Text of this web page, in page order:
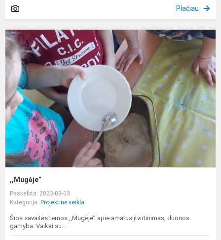
Plačiau
,,Mugėje”
Paskelbta: 2023-03-03
Kategorija: Projektinė veikla
Šios savaitės temos ,,Mugėje” apie amatus įtvirtinimas, duonos
gamyba. Vaikai su...